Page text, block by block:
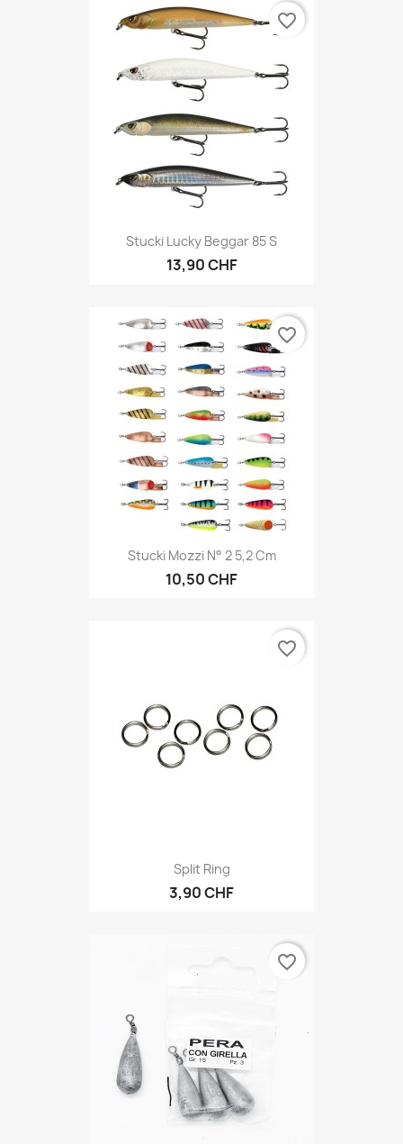
Stucki Lucky Beggar 85 S
13,90 CHF
favorite_border
Stucki Mozzi N° 2 5,2 Cm
10,50 CHF
favorite_border
Split Ring
3,90 CHF
favorite_border
favorite_border